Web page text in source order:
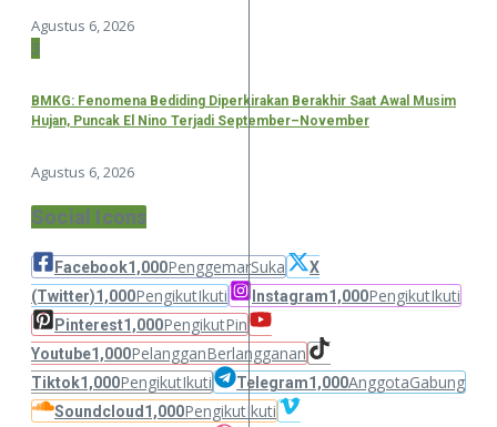
Agustus 6, 2026
3
BMKG: Fenomena Bediding Diperkirakan Berakhir Saat Awal Musim
Hujan, Puncak El Nino Terjadi September–November
Agustus 6, 2026
Social Icons
Facebook1,000PenggemarSuka
X
(Twitter)1,000PengikutIkuti Instagram1,000PengikutIkuti
Pinterest1,000PengikutPin
Youtube1,000PelangganBerlangganan
Tiktok1,000PengikutIkuti Telegram1,000AnggotaGabung
Soundcloud 1,000PengikutIkuti